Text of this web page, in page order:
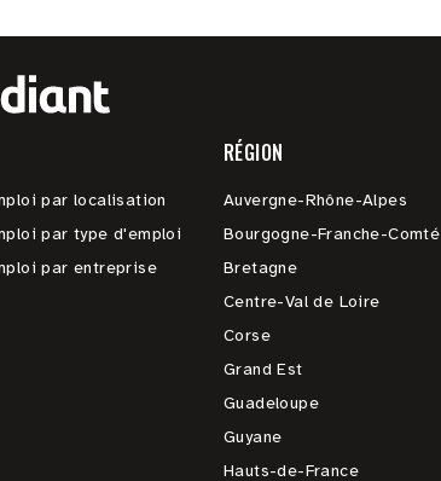
par localisation
par type d'emploi
par entreprise
RÉGION
Auvergne-Rhône-Alpes
Bourgogne-Franche-Comté
Bretagne
Centre-Val de Loire
Corse
Grand Est
Guadeloupe
Guyane
Hauts-de-France